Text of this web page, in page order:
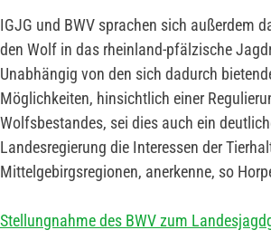
IGJG und BWV sprachen sich außerdem
den Wolf in das rheinland-pfälzische
Unabhängig von den sich dadurch
Möglichkeiten, hinsichtlich einer
Wolfsbestandes, sei dies auch ein
Landesregierung die Interessen der
Mittelgebirgsregionen, anerkenne, so
Stellungnahme des BWV zum